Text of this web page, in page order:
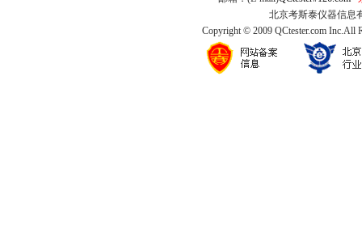
北京考斯泰仪器信息
Copyright © 2009 QCtester.com Inc.All